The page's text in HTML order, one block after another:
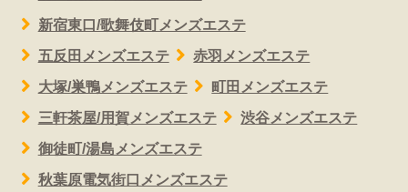
新宿東口/歌舞伎町メンズエステ
五反田メンズエステ
赤羽メンズエステ
大塚/巣鴨メンズエステ
町田メンズエステ
三軒茶屋/用賀メンズエステ
渋谷メンズエステ
御徒町/湯島メンズエステ
秋葉原電気街口メンズエステ